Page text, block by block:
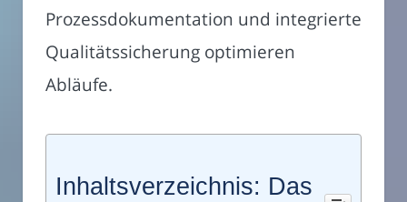
Prozessdokumentation und integrierte
Qualitätssicherung optimieren
Abläufe.
Inhaltsverzeichnis: Das